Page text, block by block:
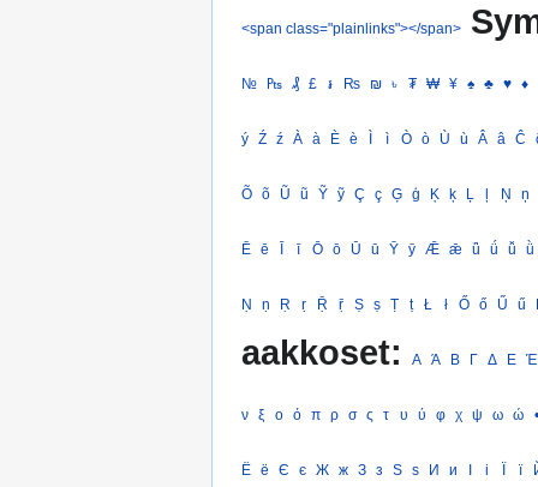
<span class="plainlinks"></span>
№ ₧ ₰ £ ៛ ₨ ₪ ৳ ₮ ₩ ¥ ♠ ♣ ♥ ♦
ý Ź ź À à È è Ì ì Ò ò Ù ù Â â Ĉ
Õ õ Ũ ũ Ỹ ỹ Ç ç Ģ ģ Ķ ķ Ļ ļ Ņ ņ
Ē ē Ī ī Ō ō Ū ū Ȳ ȳ Ǣ ǣ ǖ ǘ ǚ ǜ
Ṇ ṇ Ṛ ṛ Ṝ ṝ Ṣ ṣ Ṭ ṭ Ł ł Ő ő Ű ű
aakkoset: Α Ά Β Γ Δ Ε Έ
ν ξ ο ό π ρ σ ς τ υ ύ φ χ ψ ω ώ •
Ё ё Є є Ж ж З з Ѕ ѕ И и І і Ї ї